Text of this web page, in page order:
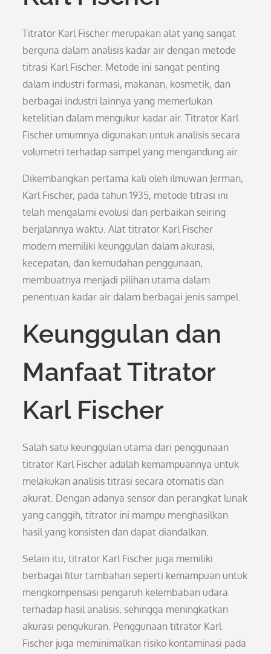
Titrator Karl Fischer merupakan alat yang sangat
berguna dalam analisis kadar air dengan metode
titrasi Karl Fischer. Metode ini sangat penting
dalam industri farmasi, makanan, kosmetik, dan
berbagai industri lainnya yang memerlukan
ketelitian dalam mengukur kadar air. Titrator Karl
Fischer umumnya digunakan untuk analisis secara
volumetri terhadap sampel yang mengandung air.
Dikembangkan pertama kali oleh ilmuwan Jerman,
Karl Fischer, pada tahun 1935, metode titrasi ini
telah mengalami evolusi dan perbaikan seiring
berjalannya waktu. Alat titrator Karl Fischer
modern memiliki keunggulan dalam akurasi,
kecepatan, dan kemudahan penggunaan,
membuatnya menjadi pilihan utama dalam
penentuan kadar air dalam berbagai jenis sampel.
Keunggulan dan
Manfaat Titrator
Karl Fischer
Salah satu keunggulan utama dari penggunaan
titrator Karl Fischer adalah kemampuannya untuk
melakukan analisis titrasi secara otomatis dan
akurat. Dengan adanya sensor dan perangkat lunak
yang canggih, titrator ini mampu menghasilkan
hasil yang konsisten dan dapat diandalkan.
Selain itu, titrator Karl Fischer juga memiliki
berbagai fitur tambahan seperti kemampuan untuk
mengkompensasi pengaruh kelembaban udara
terhadap hasil analisis, sehingga meningkatkan
akurasi pengukuran. Penggunaan titrator Karl
Fischer juga meminimalkan risiko kontaminasi pada